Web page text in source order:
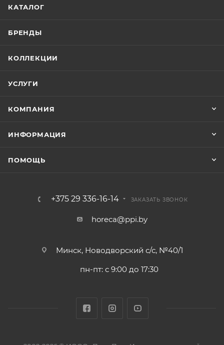
КАТАЛОГ
БРЕНДЫ
КОЛЛЕКЦИИ
УСЛУГИ
КОМПАНИЯ
ИНФОРМАЦИЯ
ПОМОЩЬ
+375 29 336-16-14 ЗАКАЗАТЬ ЗВОНОК
horeca@ppi.by
Минск, Новодворский с/с, №40/1
пн-пт: с 9:00 до 17:30